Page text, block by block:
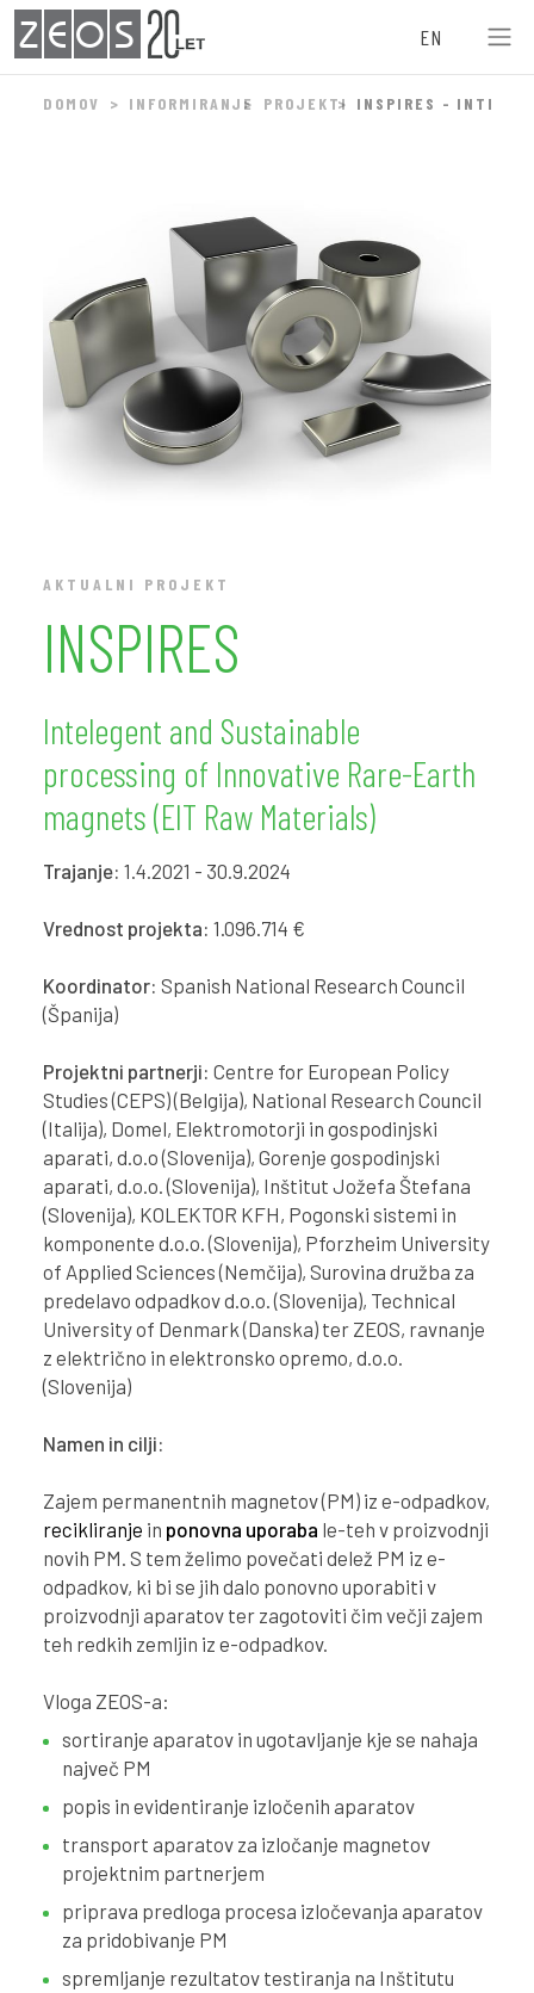
ZEOS EN
DOMOV INFORMIRANJE PROJEKTI INSPIRES -
AKTUALNI PROJEKT
INSPIRES
Intelegent and Sustainable
processing of Innovative Rare-Earth
magnets (EIT Raw Materials)
Trajanje: 1.4.2021 - 30.9.2024
Vrednost projekta: 1.096.714 €
Koordinator: Spanish National Research Council
(Španija)
Projektni partnerji: Centre for European Policy
Studies (CEPS) (Belgija), National Research Council
(Italija), Domel, Elektromotorji in gospodinjski
aparati, d.o.o (Slovenija), Gorenje gospodinjski
aparati, d.o.o. (Slovenija), Inštitut Jožefa Štefana
(Slovenija), KOLEKTOR KFH, Pogonski sistemi in
komponente d.o.o. (Slovenija), Pforzheim University
of Applied Sciences (Nemčija), Surovina družba za
predelavo odpadkov d.o.o. (Slovenija), Technical
University of Denmark (Danska) ter ZEOS, ravnanje
z električno in elektronsko opremo, d.o.o.
(Slovenija)
Namen in cilji:
Zajem permanentnih magnetov (PM) iz e-odpadkov,
recikliranje in ponovna uporaba le-teh v proizvodnji
novih PM. S tem želimo povečati delež PM iz e-
odpadkov, ki bi se jih dalo ponovno uporabiti v
proizvodnji aparatov ter zagotoviti čim večji zajem
teh redkih zemljin iz e-odpadkov.
Vloga ZEOS-a:
sortiranje aparatov in ugotavljanje kje se nahaja
največ PM
popis in evidentiranje izločenih aparatov
transport aparatov za izločanje magnetov
projektnim partnerjem
priprava predloga procesa izločevanja aparatov
za pridobivanje PM
spremljanje rezultatov testiranja na Inštitutu